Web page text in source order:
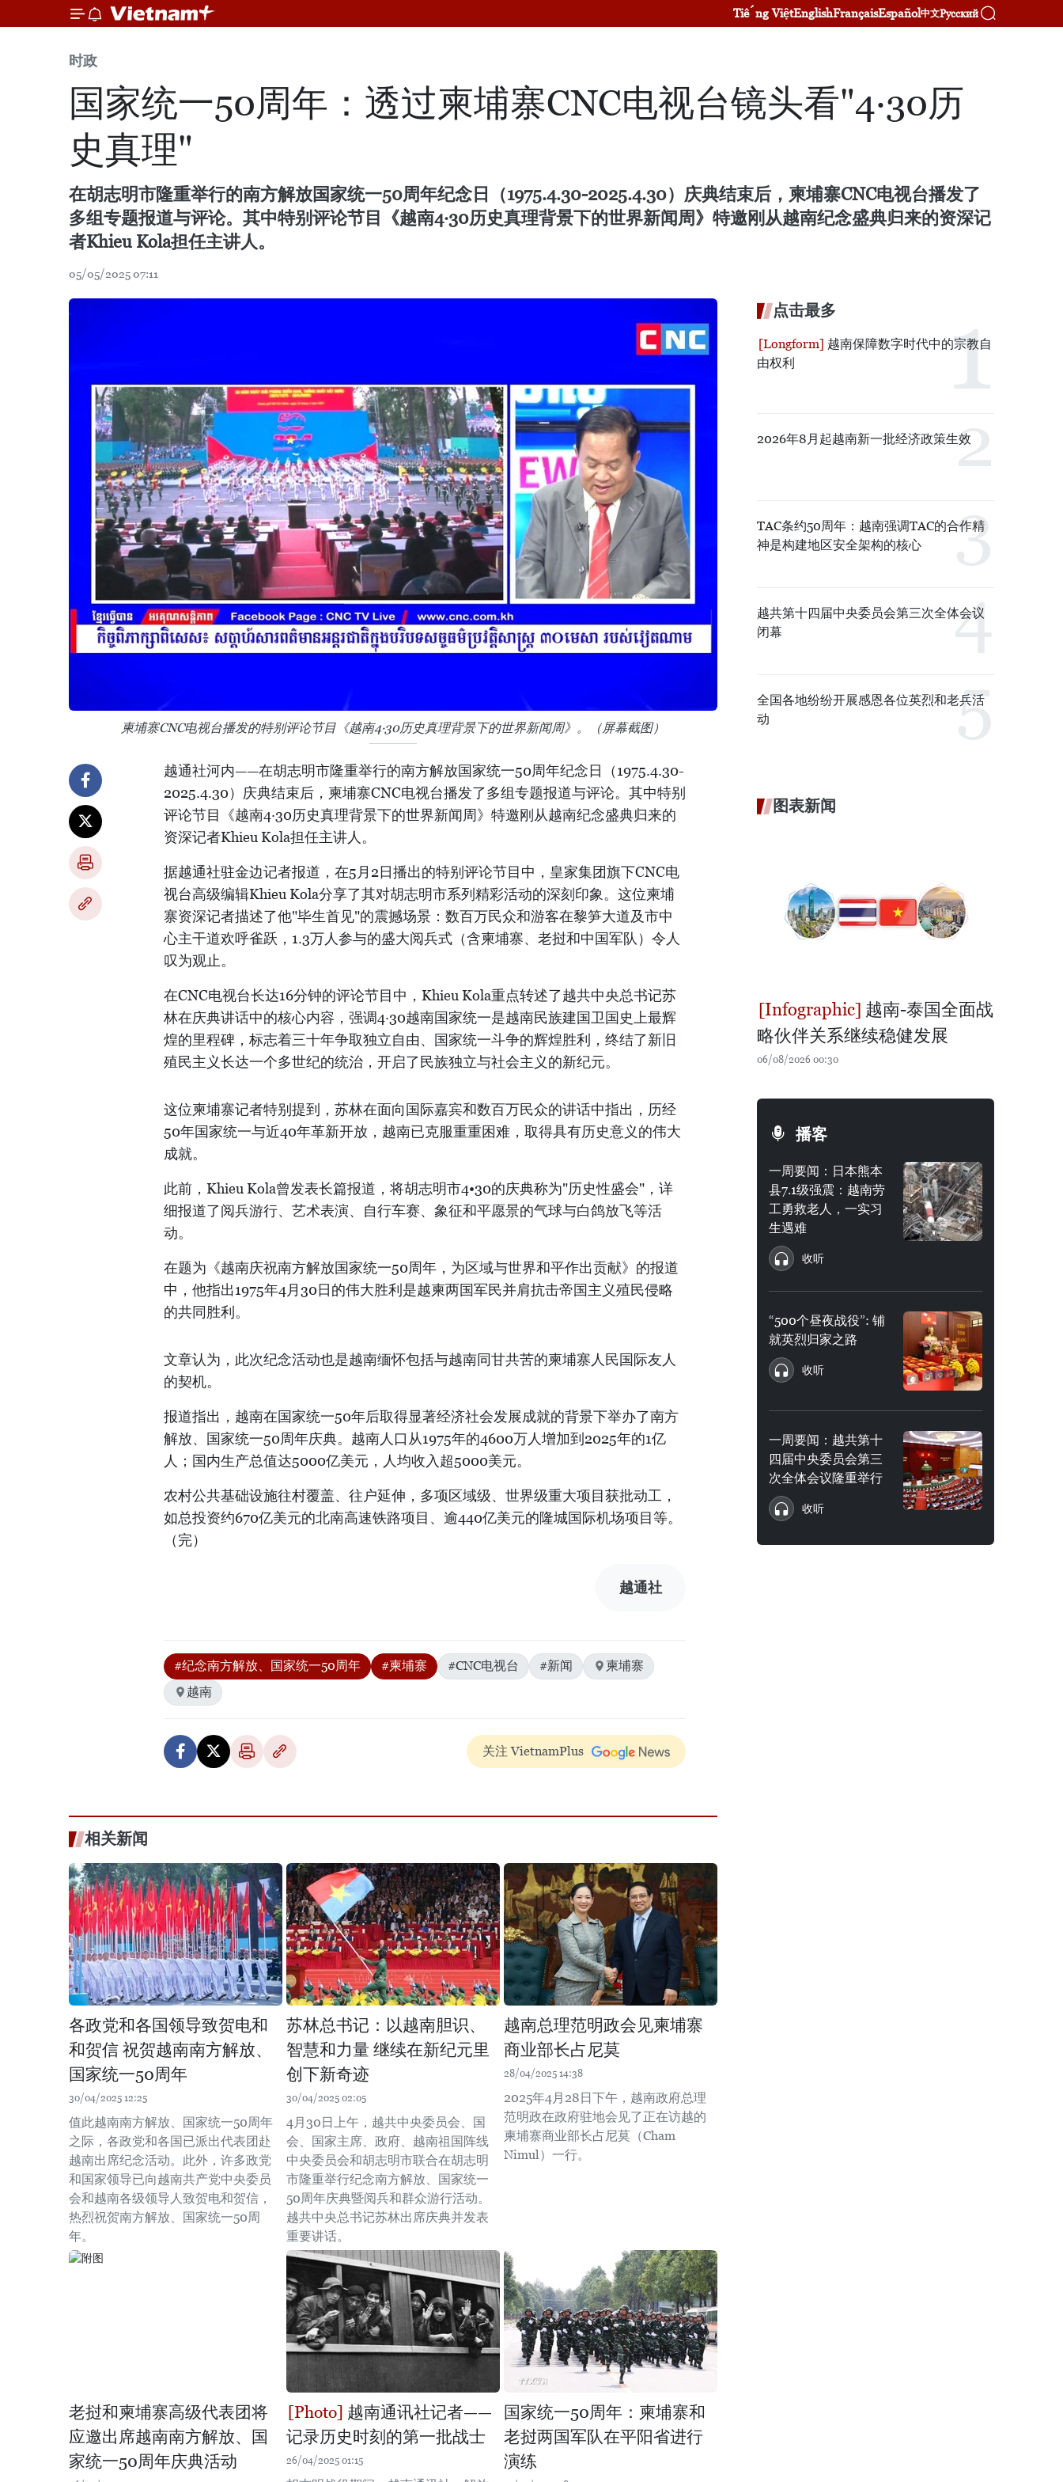
Tiếng ViệtEnglishFrançaisEspañol中文Русский
时政
国家统一50周年：透过柬埔寨CNC电视台镜头看"4·30历
史真理"
在胡志明市隆重举行的南方解放国家统一50周年纪念日（1975.4.30-2025.4.30）庆典结束后，柬埔寨CNC电视台播发了
多组专题报道与评论。其中特别评论节目《越南4·30历史真理背景下的世界新闻周》特邀刚从越南纪念盛典归来的资深记
者Khieu Kola担任主讲人。
05/05/2025 07:11
柬埔寨CNC电视台播发的特别评论节目《越南4·30历史真理背景下的世界新闻周》。（屏幕截图）
越通社河内——在胡志明市隆重举行的南方解放国家统一50周年纪念日（1975.4.30-
2025.4.30）庆典结束后，柬埔寨CNC电视台播发了多组专题报道与评论。其中特别
评论节目《越南4·30历史真理背景下的世界新闻周》特邀刚从越南纪念盛典归来的
资深记者Khieu Kola担任主讲人。
据越通社驻金边记者报道，在5月2日播出的特别评论节目中，皇家集团旗下CNC电
视台高级编辑Khieu Kola分享了其对胡志明市系列精彩活动的深刻印象。这位柬埔
寨资深记者描述了他"毕生首见"的震撼场景：数百万民众和游客在黎笋大道及市中
心主干道欢呼雀跃，1.3万人参与的盛大阅兵式（含柬埔寨、老挝和中国军队）令人
叹为观止。
在CNC电视台长达16分钟的评论节目中，Khieu Kola重点转述了越共中央总书记苏
林在庆典讲话中的核心内容，强调4·30越南国家统一是越南民族建国卫国史上最辉
煌的里程碑，标志着三十年争取独立自由、国家统一斗争的辉煌胜利，终结了新旧
殖民主义长达一个多世纪的统治，开启了民族独立与社会主义的新纪元。
这位柬埔寨记者特别提到，苏林在面向国际嘉宾和数百万民众的讲话中指出，历经
50年国家统一与近40年革新开放，越南已克服重重困难，取得具有历史意义的伟大
成就。
此前，Khieu Kola曾发表长篇报道，将胡志明市4•30的庆典称为"历史性盛会"，详
细报道了阅兵游行、艺术表演、自行车赛、象征和平愿景的气球与白鸽放飞等活
动。
在题为《越南庆祝南方解放国家统一50周年，为区域与世界和平作出贡献》的报道
中，他指出1975年4月30日的伟大胜利是越柬两国军民并肩抗击帝国主义殖民侵略
的共同胜利。
文章认为，此次纪念活动也是越南缅怀包括与越南同甘共苦的柬埔寨人民国际友人
的契机。
报道指出，越南在国家统一50年后取得显著经济社会发展成就的背景下举办了南方
解放、国家统一50周年庆典。越南人口从1975年的4600万人增加到2025年的1亿
人；国内生产总值达5000亿美元，人均收入超5000美元。
农村公共基础设施往村覆盖、往户延伸，多项区域级、世界级重大项目获批动工，
如总投资约670亿美元的北南高速铁路项目、逾440亿美元的隆城国际机场项目等。
（完）
越通社
#纪念南方解放、国家统一50周年 #柬埔寨 #CNC电视台 #新闻
柬埔寨
越南
关注 VietnamPlus
相关新闻
各政党和各国领导致贺电和
和贺信 祝贺越南南方解放、
国家统一50周年
30/04/2025 12:25
值此越南南方解放、国家统一50周年
之际，各政党和各国已派出代表团赴
越南出席纪念活动。此外，许多政党
和国家领导已向越南共产党中央委员
会和越南各级领导人致贺电和贺信，
热烈祝贺南方解放、国家统一50周
年。
苏林总书记：以越南胆识、
智慧和力量 继续在新纪元里
创下新奇迹
30/04/2025 02:05
4月30日上午，越共中央委员会、国
会、国家主席、政府、越南祖国阵线
中央委员会和胡志明市联合在胡志明
市隆重举行纪念南方解放、国家统一
50周年庆典暨阅兵和群众游行活动。
越共中央总书记苏林出席庆典并发表
重要讲话。
越南总理范明政会见柬埔寨
商业部长占尼莫
28/04/2025 14:38
2025年4月28日下午，越南政府总理
范明政在政府驻地会见了正在访越的
柬埔寨商业部长占尼莫（Cham
Nimul）一行。
老挝和柬埔寨高级代表团将
应邀出席越南南方解放、国
家统一50周年庆典活动
越南通讯社记者——
记录历史时刻的第一批战士
26/04/2025 01:15
国家统一50周年：柬埔寨和
老挝两国军队在平阳省进行
演练
点击最多
越南保障数字时代中的宗教自
由权利
2026年8月起越南新一批经济政策生效
TAC条约50周年：越南强调TAC的合作精
神是构建地区安全架构的核心
越共第十四届中央委员会第三次全体会议
闭幕
全国各地纷纷开展感恩各位英烈和老兵活
动
图表新闻
越南-泰国全面战
略伙伴关系继续稳健发展
06/08/2026 00:30
播客
一周要闻：日本熊本
县7.1级强震：越南劳
工勇救老人，一实习
生遇难
收听
“500个昼夜战役”: 铺
就英烈归家之路
收听
一周要闻：越共第十
四届中央委员会第三
次全体会议隆重举行
收听